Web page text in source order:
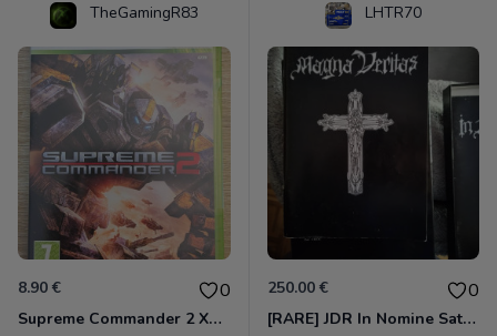
TheGamingR83
8.90 € 0
Supreme Commander 2 Xbox 360
LHTR70
250.00 € 0
[RARE] JDR In Nomine Satanis / Magna Veritas – 1ère Édition BOÎTE (DOS BLANC, 1989) - CROC / Siroz